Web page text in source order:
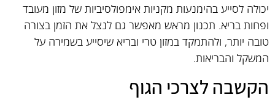
יכולה לסייע בהימנעות מקניות אימפולסיביות של מזון מעובד
ופחות בריא. תכנון מראש מאפשר גם לנצל את הזמן בצורה
טובה יותר, ולהתמקד במזון טרי ובריא שיסייע בשמירה על
המשקל והבריאות.
הקשבה לצרכי הגוף